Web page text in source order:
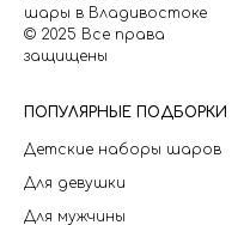
шары в Владивостоке
© 2025 Все права
защищены
ПОПУЛЯРНЫЕ ПОДБОРКИ
Детские наборы шаров
Для девушки
Для мужчины